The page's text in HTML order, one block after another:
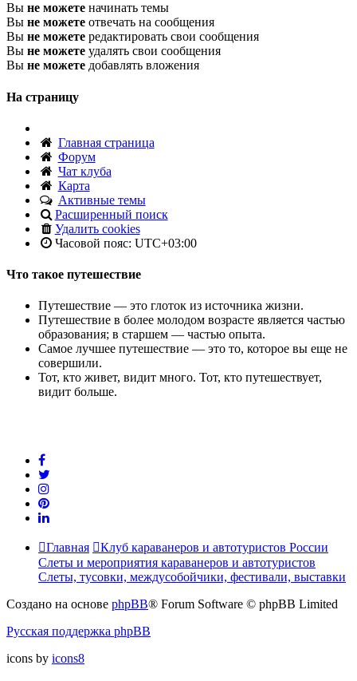
Вы не можете начинать темы
Вы не можете отвечать на сообщения
Вы не можете редактировать свои сообщения
Вы не можете удалять свои сообщения
Вы не можете добавлять вложения
На страницу
Главная страница
Форум
Чат клуба
Карта
Активные темы
Расширенный поиск
Удалить cookies
Часовой пояс: UTC+03:00
Что такое путешествие
Путешествие — это глоток из источника жизни.
Путешествие в более молодом возрасте является частью
образования; в старшем — частью опыта.
Самое лучшее путешествие — это то, которое вы еще не
совершили.
Тот, кто живет, видит много. Тот, кто путешествует,
видит больше.
Главная
Клуб караванеров и автотуристов России
Слеты и мероприятия караванеров и автотуристов
Слеты, тусовки, междусобойчики, фестивали, выставки
Создано на основе phpBB® Forum Software © phpBB Limited
Русская поддержка phpBB
icons by icons8